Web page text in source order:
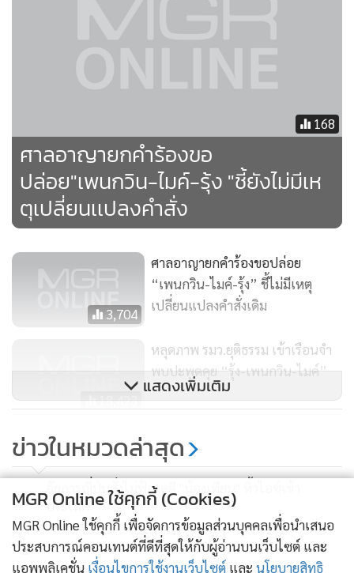
168
ศาลอาญายกคำร้องขอ
ปล่อย"เพนกวิน-ไมค์-รุ้ง "ชี้ยังไม่มีเห
ตุเปลี่ยนเเปลงคำสั่ง
3,704
ศาลอาญายกคำร้องขอปล่อย
“เพนกวิน-ไมค์-รุ้ง” ชี้ไม่มีเหตุ
เปลี่ยนแปลงคำสั่งเดิม
18,423
หลุดภาพ รมว.ยุติธรรม เข้าเรือนจำ
พบปะพูดคุย “รุ้ง-เพนกวิน-ไมค์”
1,189
ม็อบเป็นเรื่องของศาล ยันไม่ได้รังแก
ใคร
แสดงเพิ่มเติม
ข่าวในหมวดล่าสุด
1
อัยการญี่ปุ่นสั่งไม่ฟ้องคดี "น้องเทียน" หิ้วไอซ์เข้า
ประเทศ
2
MGR Online ใช้คุกกี้ (Cookies)
MGR Online ใช้คุกกี้ เพื่อจัดการข้อมูลส่วนบุคคลเพื่อนำเสนอ
ประสบการณ์คอนเทนต์ที่ดีที่สุดให้กับผู้อ่านบนเว็บไซต์ และ
แอพพลิเคชั่น เงื่อนไขการใช้งานเว็บไซต์ และ นโยบายสิทธิ